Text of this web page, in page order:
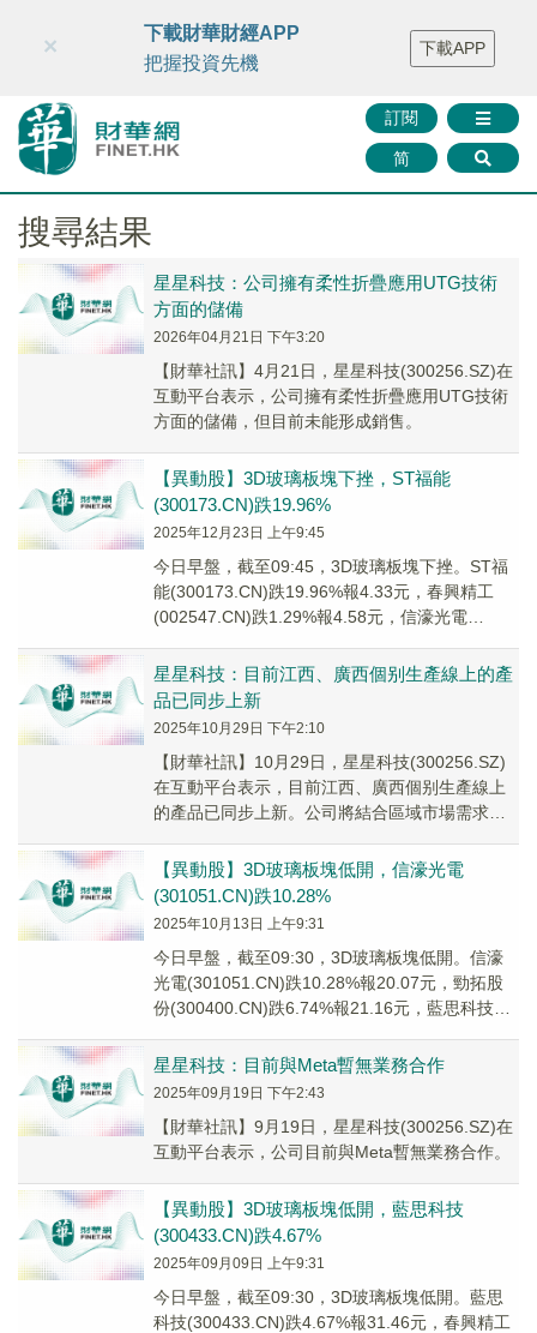
財華智庫網 FINTV FINMETA 財華證券 媒體矩陣
智庫沙龍
聯絡我們
訂閱
简
×
下載財華財經APP
把握投資先機
下載APP
搜尋結果
星星科技：公司擁有柔性折疊應用UTG技術
方面的儲備
2026年04月21日 下午3:20
【財華社訊】4月21日，星星科技(300256.SZ)在
互動平台表示，公司擁有柔性折疊應用UTG技術
方面的儲備，但目前未能形成銷售。
【異動股】3D玻璃板塊下挫，ST福能
(300173.CN)跌19.96%
2025年12月23日 上午9:45
今日早盤，截至09:45，3D玻璃板塊下挫。ST福
能(300173.CN)跌19.96%報4.33元，春興精工
(002547.CN)跌1.29%報4.58元，信濠光電
星星科技：目前江西、廣西個别生產線上的產
品已同步上新
2025年10月29日 下午2:10
【財華社訊】10月29日，星星科技(300256.SZ)
在互動平台表示，目前江西、廣西個别生產線上
的產品已同步上新。公司將結合區域市場需求及
【異動股】3D玻璃板塊低開，信濠光電
(301051.CN)跌10.28%
2025年10月13日 上午9:31
今日早盤，截至09:30，3D玻璃板塊低開。信濠
光電(301051.CN)跌10.28%報20.07元，勁拓股
份(300400.CN)跌6.74%報21.16元，藍思科技
星星科技：目前與Meta暫無業務合作
2025年09月19日 下午2:43
【財華社訊】9月19日，星星科技(300256.SZ)在
互動平台表示，公司目前與Meta暫無業務合作。
【異動股】3D玻璃板塊低開，藍思科技
(300433.CN)跌4.67%
2025年09月09日 上午9:31
今日早盤，截至09:30，3D玻璃板塊低開。藍思
科技(300433.CN)跌4.67%報31.46元，春興精工